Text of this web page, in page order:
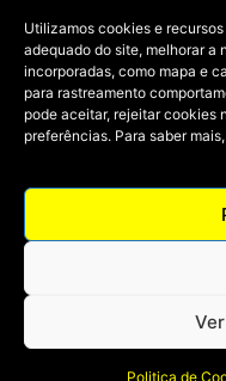
Utilizamos cookies e
adequado do site, melhorar a
incorporadas, como mapa e
para rastreamento
pode aceitar, rejeitar cookies
preferências. Para saber
Politica de
© 2024 Todos os